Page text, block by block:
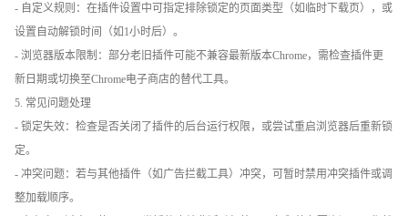
- 自定义规则：在插件设置中可指定排除锁定的页面类型（如临时下载页），或
设置自动解锁时间（如1小时后）。
- 浏览器版本限制：部分老旧插件可能不兼容最新版本Chrome，需检查插件更
新日期或切换至Chrome电子商店的替代工具。
5. 常见问题处理
- 锁定失效：检查是否关闭了插件的后台运行权限，或尝试重启浏览器后重新锁
定。
- 冲突问题：若与其他插件（如广告拦截工具）冲突，可暂时禁用冲突插件或调
整加载顺序。